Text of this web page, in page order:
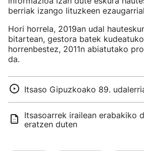
berriak izango lituzkeen
Hori horrela, 2019an udal
bitartean, gestora batek
horrenbestez, 2011n abiatutako
da.
Itsaso Gipuzkoako 89.
Itsasoarrek irailean erabakiko
eratzen duten